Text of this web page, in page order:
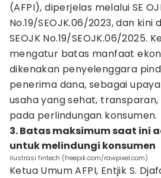
(AFPI), diperjelas melalui SE
No.19/SEOJK.06/2023, dan
SEOJK No.19/SEOJK.06/2025.
mengatur batas manfaat
dikenakan penyelenggara
penerima dana, sebagai
usaha yang sehat,
pada perlindungan konsumen.
3. Batas maksimum saat ini
untuk melindungi konsumen
ilustrasi fintech (freepik.com/rawpixel.com)
Ketua Umum AFPI, Entjik S.